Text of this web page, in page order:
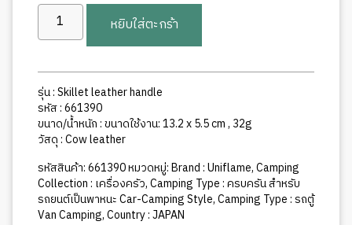
จำนวน
Skillet
handle
ชิ้น
หยิบใส่ตะกร้า
รุ่น : Skillet leather handle
รหัส : 661390
ขนาด/น้ำหนัก : ขนาดใช้งาน: 13.2 x 5.5 cm , 32g
วัสดุ : Cow leather
รหัสสินค้า:661390หมวดหมู่:Brand : Uniflame,Camping
Collection : เครื่องครัว,Camping Type : ครบครัน สำหรับ
รถยนต์เป็นพาหนะ Car-Camping Style,Camping Type : รถตู้
Van Camping,Country : JAPAN